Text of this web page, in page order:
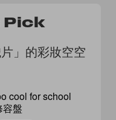
Pick
」的彩妝空空
cool for school
容盤